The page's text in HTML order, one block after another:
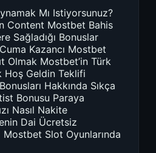
Mı Istiyorsunuz?
Content Mostbet Bahis
Sağladığı Bonuslar
Kazancı Mostbet
Olmak Mostbet’in Türk
Hoş Geldin Teklifi
Hakkında Sıkça
Bonusu Paraya
Nasıl Nakite
Dai Ücretsiz
Slot Oyunlarında